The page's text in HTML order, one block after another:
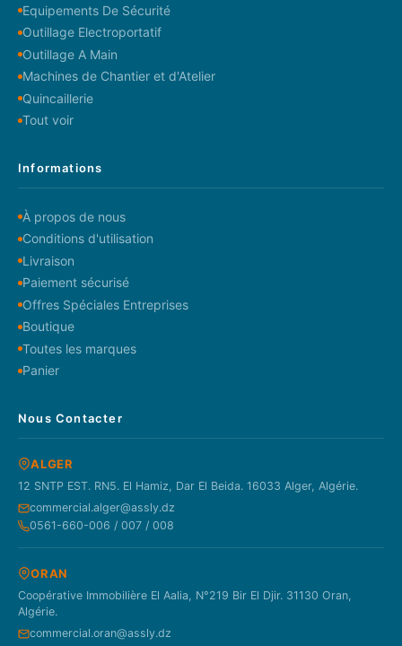
Equipements De Sécurité
Outillage Electroportatif
Outillage A Main
Machines de Chantier et d'Atelier
Quincaillerie
Tout voir
Informations
À propos de nous
Conditions d'utilisation
Livraison
Paiement sécurisé
Offres Spéciales Entreprises
Boutique
Toutes les marques
Panier
Nous Contacter
ALGER
12 SNTP EST. RN5. El Hamiz, Dar El Beida. 16033 Alger, Algérie.
commercial.alger@assly.dz
0561-660-006 / 007 / 008
ORAN
Coopérative Immobilière El Aalia, N°219 Bir El Djir. 31130 Oran,
Algérie.
commercial.oran@assly.dz